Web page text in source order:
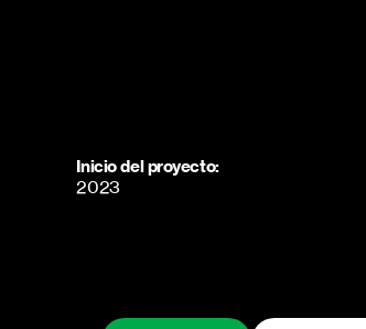
Inicio del proyecto:
2023